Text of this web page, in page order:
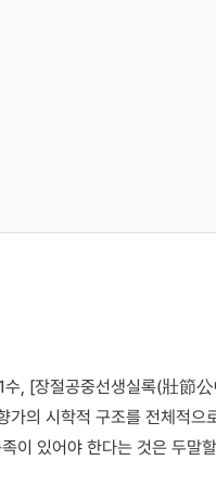
, [장절공중선생실록(壯節
의 시학적 구조를 전체적으
이 있어야 한다는 것은 두말